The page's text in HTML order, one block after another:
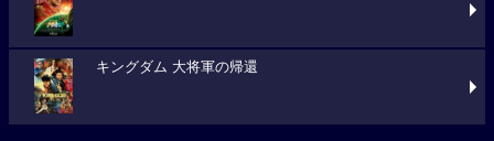
キングダム 大将軍の帰還